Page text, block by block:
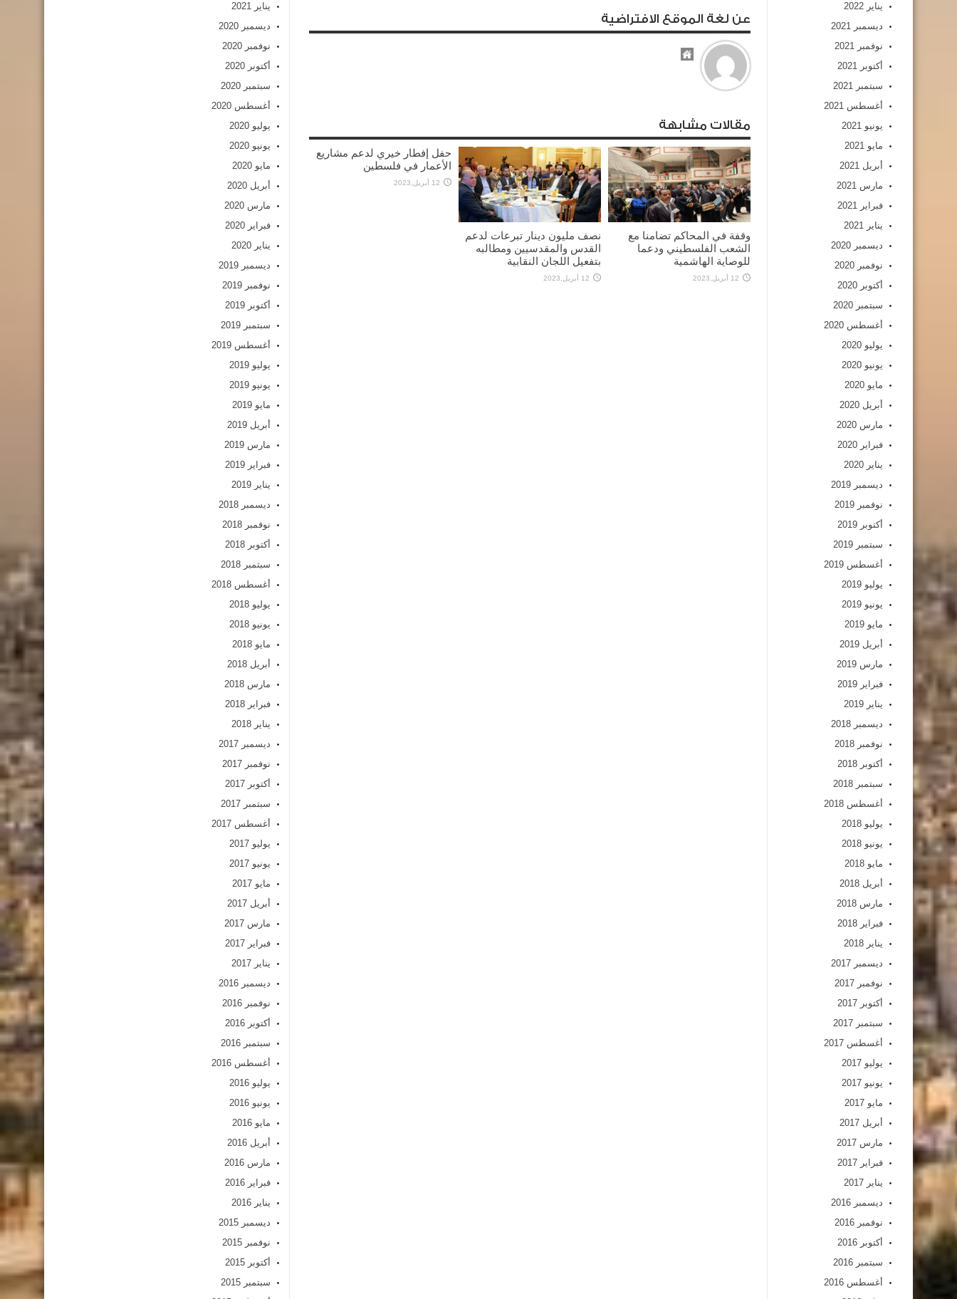
عن لغة الموقع الافتراضية
مقالات مشابهة
وقفة في المحاكم تضامنا مع
الشعب الفلسطيني ودعما
للوصاية الهاشمية
12 أبريل,2023
نصف مليون دينار تبرعات لدعم
القدس والمقدسيين ومطالبه
بتفعيل اللجان النقابية
12 أبريل,2023
حفل إفطار خيري لدعم مشاريع
الأعمار في فلسطين
12 أبريل,2023
يناير 2022
ديسمبر 2021
نوفمبر 2021
أكتوبر 2021
سبتمبر 2021
أغسطس 2021
يونيو 2021
مايو 2021
أبريل 2021
مارس 2021
فبراير 2021
يناير 2021
ديسمبر 2020
نوفمبر 2020
أكتوبر 2020
سبتمبر 2020
أغسطس 2020
يوليو 2020
يونيو 2020
مايو 2020
أبريل 2020
مارس 2020
فبراير 2020
يناير 2020
ديسمبر 2019
نوفمبر 2019
أكتوبر 2019
سبتمبر 2019
أغسطس 2019
يوليو 2019
يونيو 2019
مايو 2019
أبريل 2019
مارس 2019
فبراير 2019
يناير 2019
ديسمبر 2018
نوفمبر 2018
أكتوبر 2018
سبتمبر 2018
أغسطس 2018
يوليو 2018
يونيو 2018
مايو 2018
أبريل 2018
مارس 2018
فبراير 2018
يناير 2018
ديسمبر 2017
نوفمبر 2017
أكتوبر 2017
سبتمبر 2017
أغسطس 2017
يوليو 2017
يونيو 2017
مايو 2017
أبريل 2017
مارس 2017
فبراير 2017
يناير 2017
ديسمبر 2016
نوفمبر 2016
أكتوبر 2016
سبتمبر 2016
أغسطس 2016
يناير 2021
ديسمبر 2020
نوفمبر 2020
أكتوبر 2020
سبتمبر 2020
أغسطس 2020
يوليو 2020
يونيو 2020
مايو 2020
أبريل 2020
مارس 2020
فبراير 2020
يناير 2020
ديسمبر 2019
نوفمبر 2019
أكتوبر 2019
سبتمبر 2019
أغسطس 2019
يوليو 2019
يونيو 2019
مايو 2019
أبريل 2019
مارس 2019
فبراير 2019
يناير 2019
ديسمبر 2018
نوفمبر 2018
أكتوبر 2018
سبتمبر 2018
أغسطس 2018
يوليو 2018
يونيو 2018
مايو 2018
أبريل 2018
مارس 2018
فبراير 2018
يناير 2018
ديسمبر 2017
نوفمبر 2017
أكتوبر 2017
سبتمبر 2017
أغسطس 2017
يوليو 2017
يونيو 2017
مايو 2017
أبريل 2017
مارس 2017
فبراير 2017
يناير 2017
ديسمبر 2016
نوفمبر 2016
أكتوبر 2016
سبتمبر 2016
أغسطس 2016
يوليو 2016
يونيو 2016
مايو 2016
أبريل 2016
مارس 2016
فبراير 2016
يناير 2016
ديسمبر 2015
نوفمبر 2015
أكتوبر 2015
سبتمبر 2015